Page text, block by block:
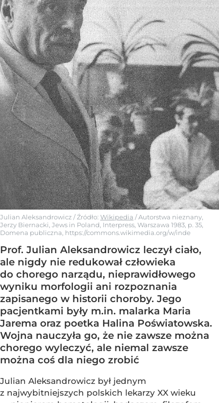
Julian Aleksandrowicz / Źródło: Wikipedia /Autorstwa nieznany,
Jerzy Biernacki, Jews in Poland, Interpress, Warszawa 1983, p. 35,
Domena publiczna, https://commons.wikimedia.org/w/inde
Prof. Julian Aleksandrowicz leczył ciało,
ale nigdy nie redukował człowieka
do chorego narządu, nieprawidłowego
wyniku morfologii ani rozpoznania
zapisanego w historii choroby. Jego
pacjentkami były m.in. malarka Maria
Jarema oraz poetka Halina Poświatowska.
Wojna nauczyła go, że nie zawsze można
chorego wyleczyć, ale niemal zawsze
można coś dla niego zrobić
Julian Aleksandrowicz był jednym
z najwybitniejszych polskich lekarzy XX wieku